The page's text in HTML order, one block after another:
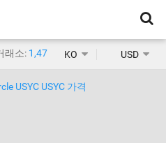
래소: 1,471 KO USD
USYC USYC 가격